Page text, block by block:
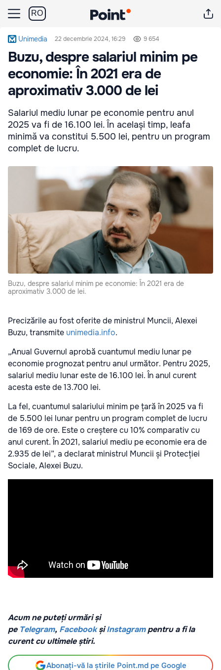
RO
Unimedia 22 decembrie 2024, 16:29 9 654
Buzu, despre salariul minim pe
economie: În 2021 era de
aproximativ 3.000 de lei
Salariul mediu lunar pe economie pentru anul
2025 va fi de 16.100 lei. În același timp, leafa
minimă va constitui 5.500 lei, pentru un program
complet de lucru.
Buzu, despre salariul minim pe economie: În 2021 era de
aproximativ 3.000 de lei.
Precizările au fost oferite de ministrul Muncii, Alexei
Buzu, transmite unimedia.info.
„Anual Guvernul aprobă cuantumul mediu lunar pe
economie prognozat pentru anul următor. Pentru 2025,
salariul mediu lunar este de 16.100 lei. În anul curent
acesta este de 13.700 lei.
La fel, cuantumul salariului minim pe țară în 2025 va fi
de 5.500 lei lunar pentru un program complet de lucru
de 169 de ore. Este o creștere cu 10% comparativ cu
anul curent. În 2021, salariul mediu pe economie era de
2.935 de lei”, a declarat ministrul Muncii și Protecției
Sociale, Alexei Buzu.
Acum ne puteți urmări și
pe Telegram, Facebook șiInstagrampentru a fi la
curent cu ultimele știri.
Abonați-vă la știrile Point.md pe Google